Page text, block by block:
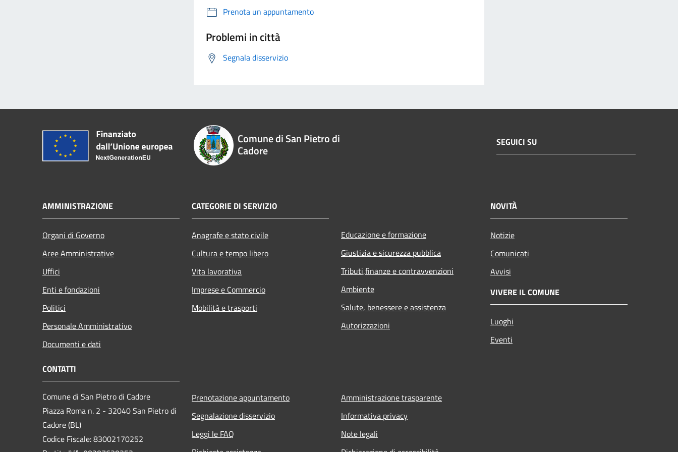
Prenota un appuntamento
Problemi in città
Segnala disservizio
Comune di San Pietro di
Cadore
SEGUICI SU
AMMINISTRAZIONE
Organi di Governo
Aree Amministrative
Uffici
Enti e fondazioni
Politici
Personale Amministrativo
Documenti e dati
CATEGORIE DI SERVIZIO
Anagrafe e stato civile
Cultura e tempo libero
Vita lavorativa
Imprese e Commercio
Mobilità e trasporti
Educazione e formazione
Giustizia e sicurezza pubblica
Tributi,finanze e contravvenzioni
Ambiente
Salute, benessere e assistenza
Autorizzazioni
NOVITÀ
Notizie
Comunicati
Avvisi
VIVERE IL COMUNE
Luoghi
Eventi
CONTATTI
Comune di San Pietro di Cadore
Piazza Roma n. 2 - 32040 San Pietro di
Cadore (BL)
Codice Fiscale: 83002170252
Prenotazione appuntamento
Segnalazione disservizio
Leggi le FAQ
Amministrazione trasparente
Informativa privacy
Note legali